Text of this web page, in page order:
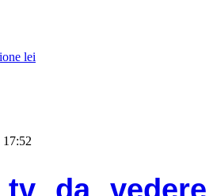
lei